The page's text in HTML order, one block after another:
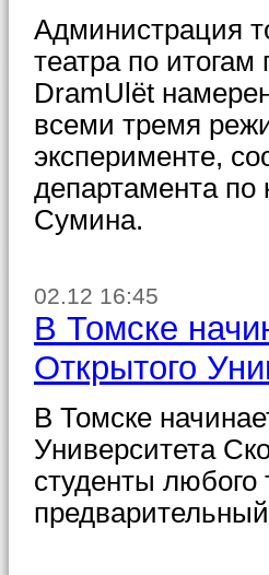
Администрация
театра по
DramUlёt
всеми тремя
эксперименте,
департамента по
Сумина.
02.12 16:45
В Томске
Открытого
В Томске
Университета
студенты любого